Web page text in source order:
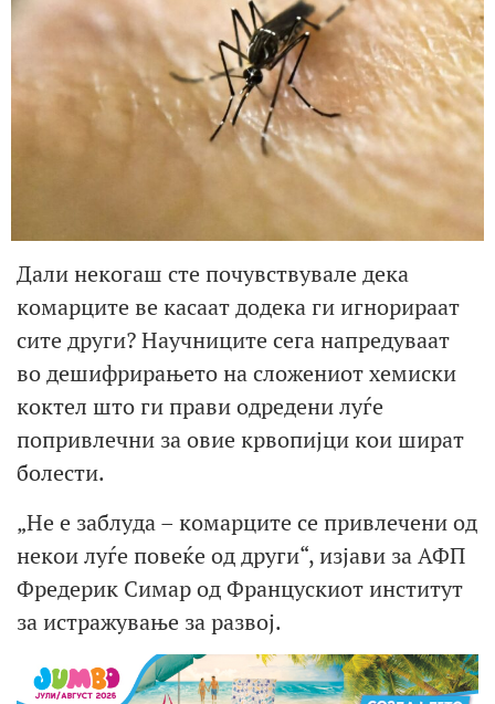
Дали некогаш сте почувствувале дека
комарците ве касаат додека ги игнорираат
сите други? Научниците сега напредуваат
во дешифрирањето на сложениот хемиски
коктел што ги прави одредени луѓе
попривлечни за овие крвопијци кои шират
болести.
„Не е заблуда – комарците се привлечени од
некои луѓе повеќе од други“, изјави за АФП
Фредерик Симар од Францускиот институт
за истражување за развој.